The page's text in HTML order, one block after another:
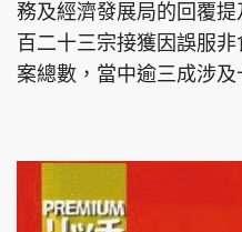
務及經濟發展局的回覆
百二十三宗接獲因誤服
案總數，當中逾三成涉及